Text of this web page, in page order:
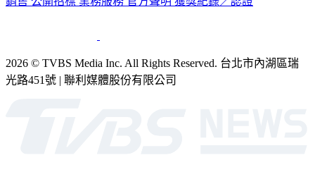
2026 © TVBS Media Inc. All Rights Reserved. 台北市內湖區瑞
光路451號 | 聯利媒體股份有限公司